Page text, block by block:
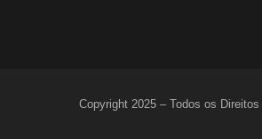
Copyright 2025 – Todos os